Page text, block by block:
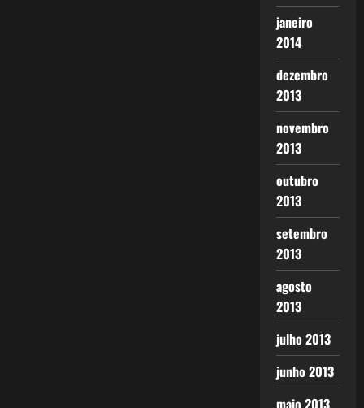
janeiro
2014
dezembro
2013
novembro
2013
outubro
2013
setembro
2013
agosto
2013
julho 2013
junho 2013
maio 2013